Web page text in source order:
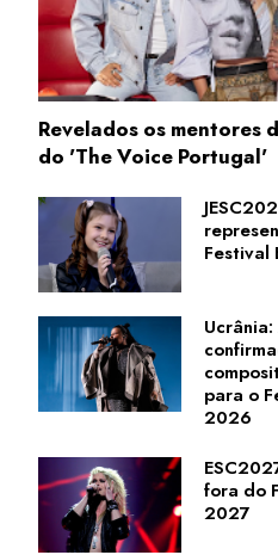
Revelados os mentores
do 'The Voice Portugal'
Festival
para o
2026
fora do
2027